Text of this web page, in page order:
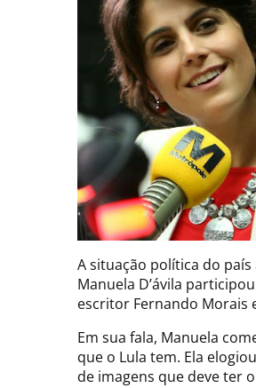
A situação política do
Manuela D’ávila
escritor Fernando Morais
Em sua fala, Manuela
que o Lula tem. Ela
de imagens que deve ter